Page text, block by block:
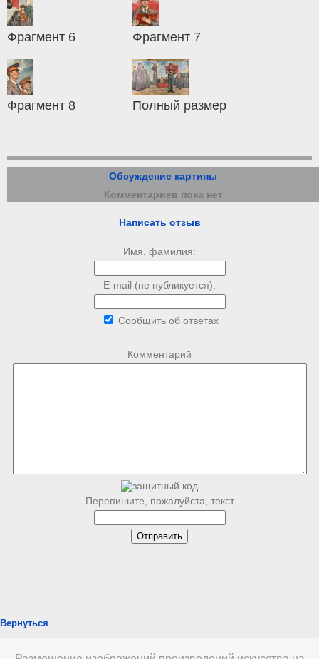
Фрагмент 6 Фрагмент 7
Фрагмент 8 Полный размер
Обсуждение картины
Комментариев пока нет
Написать отзыв
Имя, фамилия:
E-mail (не публикуется):
Сообщить об ответах
Комментарий
Перепишите, пожалуйста, текст
Вернуться